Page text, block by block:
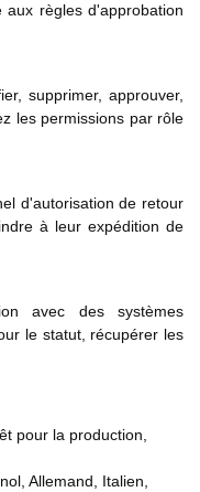
règles d'approbation
supprimer, approuver,
les permissions par rôle
d'autorisation de retour
à leur expédition de
avec des systèmes
le statut, récupérer les
pour la production,
Allemand, Italien,